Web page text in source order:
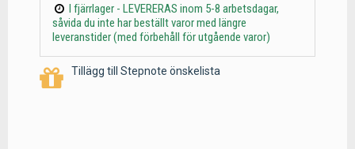
I fjärrlager - LEVERERAS inom 5-8 arbetsdagar,
såvida du inte har beställt varor med längre
leveranstider (med förbehåll för utgående varor)
Tillägg till Stepnote önskelista